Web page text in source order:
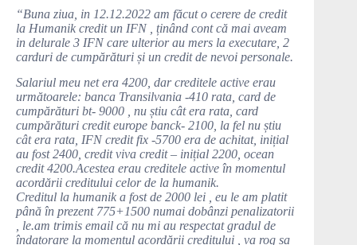
“Buna ziua, in 12.12.2022 am făcut o cerere de credit
la Humanik credit un IFN , ținând cont că mai aveam
in delurale 3 IFN care ulterior au mers la executare, 2
carduri de cumpărături și un credit de nevoi personale.
Salariul meu net era 4200, dar creditele active erau
următoarele: banca Transilvania -410 rata, card de
cumpărături bt- 9000 , nu știu cât era rata, card
cumpărături credit europe banck- 2100, la fel nu știu
cât era rata, IFN credit fix -5700 era de achitat, inițial
au fost 2400, credit viva credit – inițial 2200, ocean
credit 4200.Acestea erau creditele active în momentul
acordării creditului celor de la humanik.
Creditul la humanik a fost de 2000 lei , eu le am platit
până în prezent 775+1500 numai dobânzi penalizatorii
, le.am trimis email că nu mi au respectat gradul de
îndatorare la momentul acordării creditului , va rog sa